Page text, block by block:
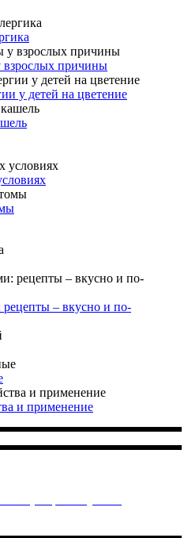
причины
у детей на цветение
– вкусно и по-
и применение